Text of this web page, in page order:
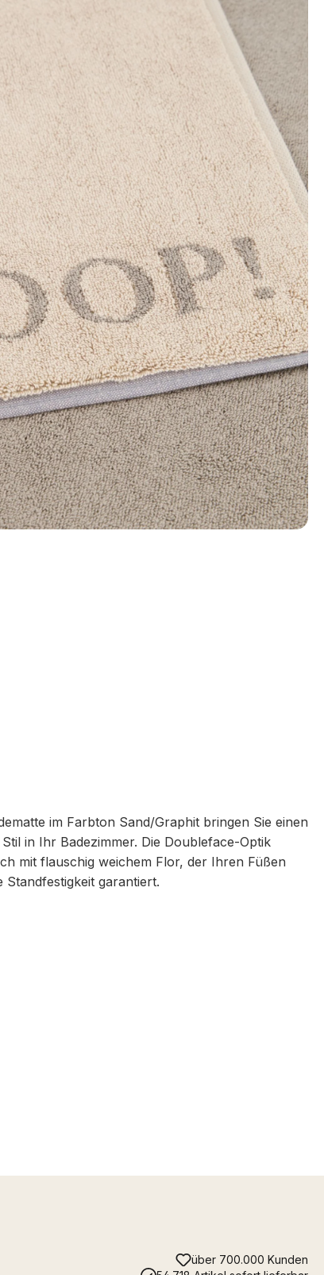
im Farbton Sand/Graphit bringen Sie einen
in Ihr Badezimmer. Die Doubleface-Optik
mit flauschig weichem Flor, der Ihren Füßen
Standfestigkeit garantiert.
über 700.000 Kunden